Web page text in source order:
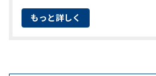
もっと詳しく